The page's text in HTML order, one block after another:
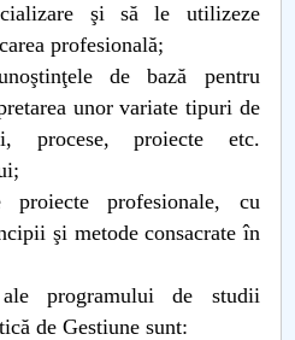
în Carieră
ALUMNI – UPB
şi să le utilizeze
profesională;
de bază pentru
unor variate tipuri de
procese, proiecte etc.
profesionale, cu
şi metode consacrate în
programului de studii
de Gestiune sunt: